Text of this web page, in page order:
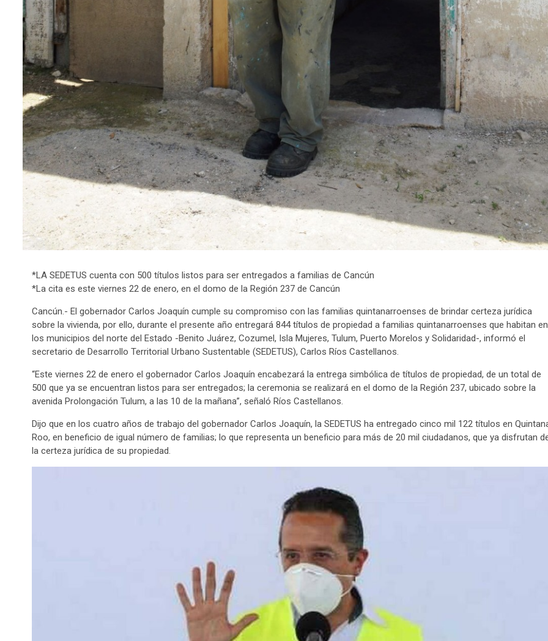
*LA SEDETUS cuenta con 500 títulos listos para ser entregados a familias de Cancún
*La cita es este viernes 22 de enero, en el domo de la Región 237 de Cancún
Cancún.- El gobernador Carlos Joaquín cumple su compromiso con las familias quintanarroenses de brindar certeza jurídica
sobre la vivienda, por ello, durante el presente año entregará 844 títulos de propiedad a familias quintanarroenses que habitan en
los municipios del norte del Estado -Benito Juárez, Cozumel, Isla Mujeres, Tulum, Puerto Morelos y Solidaridad-, informó el
secretario de Desarrollo Territorial Urbano Sustentable (SEDETUS), Carlos Ríos Castellanos.
“Este viernes 22 de enero el gobernador Carlos Joaquín encabezará la entrega simbólica de títulos de propiedad, de un total de
500 que ya se encuentran listos para ser entregados; la ceremonia se realizará en el domo de la Región 237, ubicado sobre la
avenida Prolongación Tulum, a las 10 de la mañana”, señaló Ríos Castellanos.
Dijo que en los cuatro años de trabajo del gobernador Carlos Joaquín, la SEDETUS ha entregado cinco mil 122 títulos en
Roo, en beneficio de igual número de familias; lo que representa un beneficio para más de 20 mil ciudadanos, que ya disfrutan
la certeza jurídica de su propiedad.